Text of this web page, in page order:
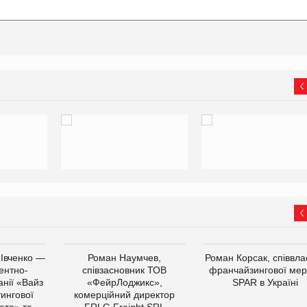
—
«Вайз
Роман Наумчев,
співзасновник ТОВ
«ФейрЛоджикс»,
комерційний директор
Роман Корсак,
франчайзингової
SPAR в Україні